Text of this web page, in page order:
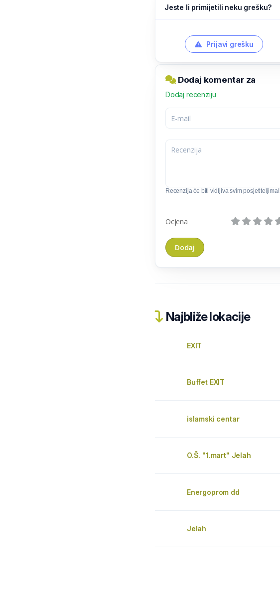
Jeste li primijetili neku grešku?
Prijavi grešku
Dodaj komentar za
Dodaj recenziju
Recenzija će biti vidljiva svim posjetiteljima!
Ocjena
Najbliže lokacije
EXIT
Buffet EXIT
islamski centar
O.Š. "1.mart" Jelah
Energoprom dd
Jelah